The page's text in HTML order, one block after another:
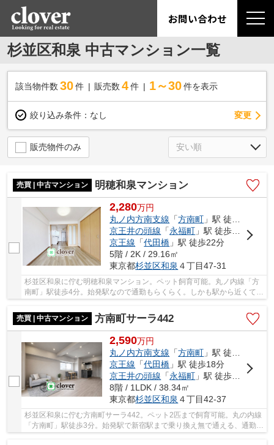
お問い合わせ
杉並区和泉 中古マンション一覧
該当物件数 30件 販売数 4 件 1～30 件を表示
絞り込み条件： なし 変更
販売物件のみ
売買 | 中古マンション 明穂和泉マンション
2,280万円
丸ノ内方南支線 「方南町 」駅 徒歩4分
京王井の頭線 「永福町 」駅 徒歩20分
京王線 「代田橋 」駅 徒歩22分
5階 / 2K / 29.16㎡
東京都杉並区和泉 ４丁目47-31
杉並区和泉に佇む明穂和泉マンション。ペット飼育可能。丸ノ内線「方
南町」駅徒歩4分。始発駅なので通勤もらくらく。しかも駅から近くて便
利。スーパーまで約140ｍ・コンビニまで約120...
売買 | 中古マンション
方南町サーラ442
2,590万円
丸ノ内方南支線 「方南町 」駅 徒歩3分
京王線 「代田橋 」駅 徒歩18分
京王井の頭線 「永福町 」駅 徒歩21分
8階 / 1LDK / 38.34㎡
東京都杉並区和泉 ４丁目42-37
杉並区和泉に佇む方南町サーラ442。ペット2匹まで飼育可能。丸の内線
「方南町」駅徒歩3分。始発駅で新宿駅まで乗り換え無で通える、通勤通
学に便利な立地です。また、駅前にはスーパー...